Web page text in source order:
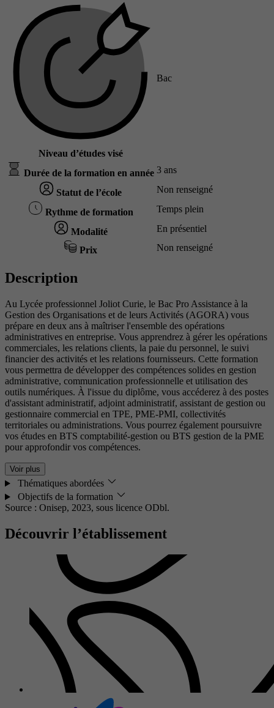
Niveau d’études visé
Bac
Durée de la formation en année 3 ans
Statut de l’école Non renseigné
Rythme de formation Temps plein
Modalité En présentiel
Prix Non renseigné
Description
Au Lycée professionnel Joliot Curie, le Bac Pro Assistance à la
Gestion des Organisations et de leurs Activités (AGORA) vous
prépare en deux ans à maîtriser l'ensemble des opérations
administratives en entreprise. Vous apprendrez à gérer les opérations
commerciales, les relations clients, la paie du personnel, le suivi
financier des activités et les relations fournisseurs. Cette formation
vous permettra de développer des compétences solides en gestion
administrative, communication professionnelle et utilisation des
outils numériques. À l'issue du diplôme, vous accéderez à des postes
d'assistant administratif, adjoint administratif, assistant de gestion ou
gestionnaire commercial en TPE, PME-PMI, collectivités
territoriales ou administrations. Vous pourrez également poursuivre
vos études en BTS comptabilité-gestion ou BTS gestion de la PME
pour approfondir vos compétences.
Voir plus
Thématiques abordées
Objectifs de la formation
Source : Onisep, 2023, sous licence ODbl.
Découvrir l’établissement